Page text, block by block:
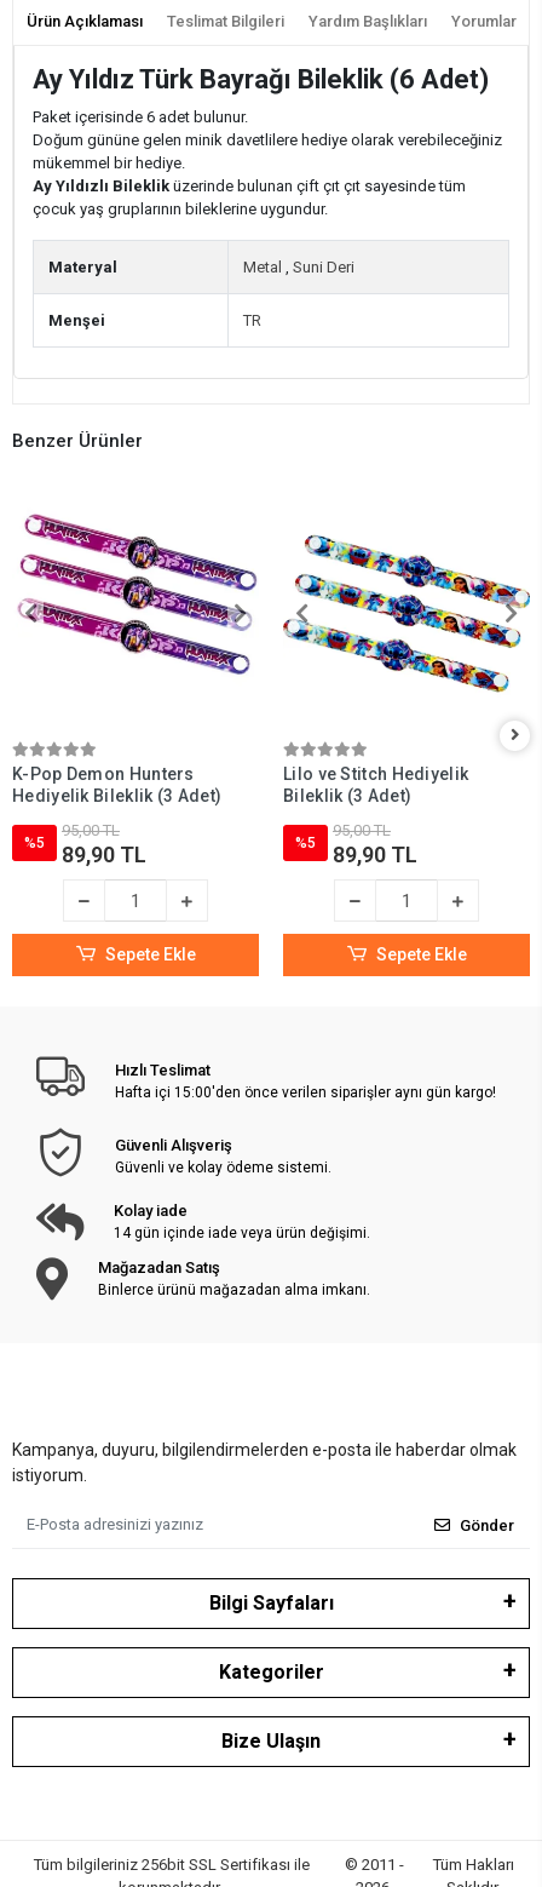
Ürün Açıklaması Teslimat Bilgileri Yardım Başlıkları Yorumlar
Ay Yıldız Türk Bayrağı Bileklik (6 Adet)
Paket içerisinde 6 adet bulunur.
Doğum gününe gelen minik davetlilere hediye olarak verebileceğiniz
mükemmel bir hediye.
Ay Yıldızlı Bileklik üzerinde bulunan çift çıt çıt sayesinde tüm
çocuk yaş gruplarının bileklerine uygundur.
Materyal Metal , Suni Deri
Menşei TR
Benzer Ürünler
K-Pop Demon Hunters
Hediyelik Bileklik (3 Adet)
%5
95,00 TL
89,90 TL
Sepete Ekle
Lilo ve Stitch Hediyelik
Bileklik (3 Adet)
%5
95,00 TL
89,90 TL
Sepete Ekle
Hızlı Teslimat
Hafta içi 15:00'den önce verilen siparişler aynı gün kargo!
Güvenli Alışveriş
Güvenli ve kolay ödeme sistemi.
Kolay iade
14 gün içinde iade veya ürün değişimi.
Mağazadan Satış
Binlerce ürünü mağazadan alma imkanı.
Kampanya, duyuru, bilgilendirmelerden e-posta ile haberdar olmak
istiyorum.
Gönder
Bilgi Sayfaları
Kategoriler
Bize Ulaşın
Tüm bilgileriniz 256bit SSL Sertifikası ile
© 2011 -
Tüm Hakları